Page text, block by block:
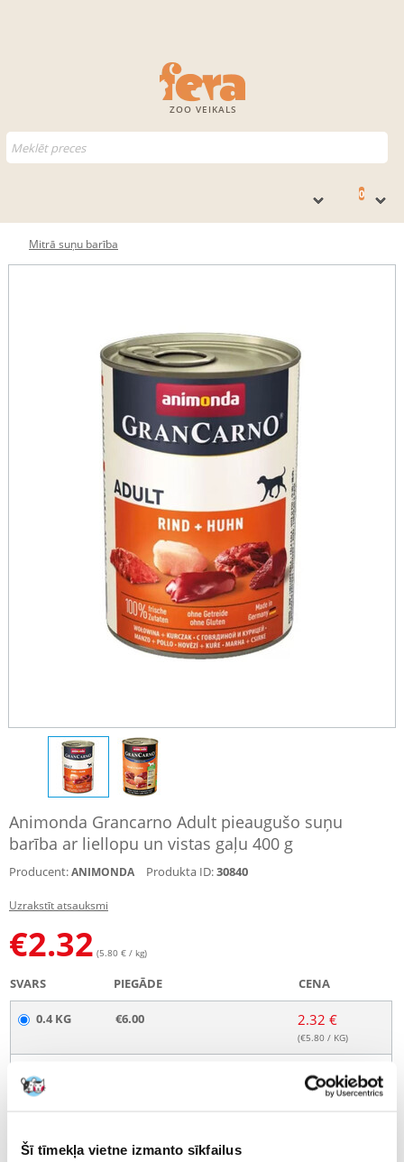
Šī tīmekļa vietne izmanto sīkfailus
ZOO VEIKALS
0
Mitrā suņu barība
Animonda Grancarno Adult pieaugušo suņu
barība ar liellopu un vistas gaļu 400 g
Producent:ANIMONDA Produkta ID:30840
Uzrakstīt atsauksmi
€2.32 (5.80 € / kg)
SVARS PIEGĀDE CENA
0.4 KG €6.00 2.32 €
(€5.80 / KG)
3.33 €
(€4.16/ KG)
ZESTAW 6 X 400 G